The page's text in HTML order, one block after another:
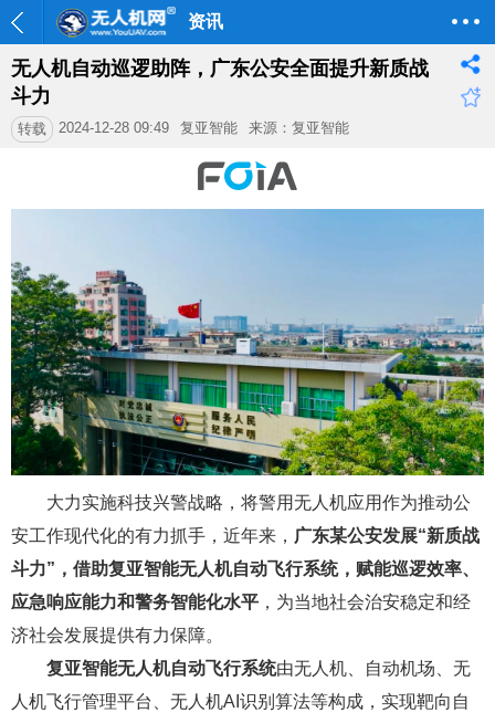
资讯
无人机自动巡逻助阵，广东公安全面提升新质战
斗力
转载 2024-12-28 09:49 复亚智能 来源：复亚智能
大力实施科技兴警战略，将警用无人机应用作为推动公
安工作现代化的有力抓手，近年来， 广东某公安发展“新质战
斗力”，借助复亚智能无人机自动飞行系统，赋能巡逻效率、
应急响应能力和警务智能化水平 ，为当地社会治安稳定和经
济社会发展提供有力保障。
复亚智能无人机自动飞行系统由无人机、自动机场、无
人机飞行管理平台、无人机AI识别算法等构成，实现靶向自